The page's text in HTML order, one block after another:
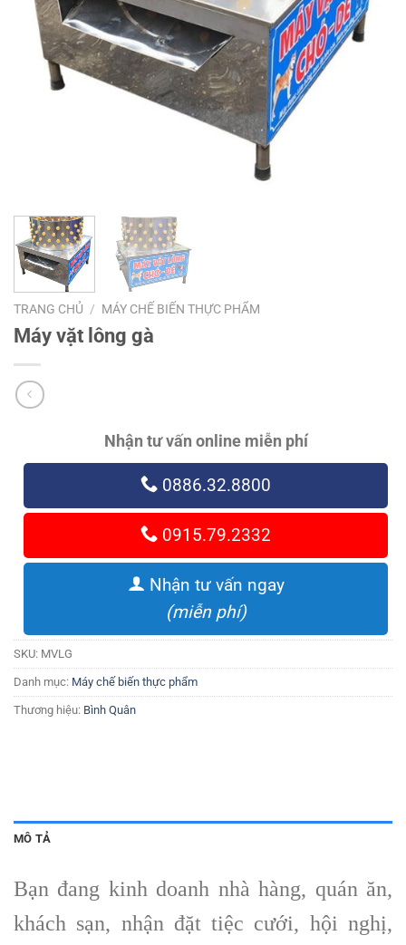
TRANG CHỦ / MÁY CHẾ BIẾN THỰC PHẨM
Máy vặt lông gà
Nhận tư vấn online miễn phí
0886.32.8800
0915.79.2332
Nhận tư vấn ngay
(miễn phí)
SKU: MVLG
Danh mục: Máy chế biến thực phẩm
Thương hiệu: Bình Quân
MÔ TẢ
Bạn đang kinh doanh nhà hàng, quán ăn,
khách sạn, nhận đặt tiệc cưới, hội nghị,